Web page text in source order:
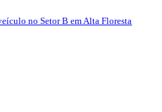
no Setor B em Alta Floresta